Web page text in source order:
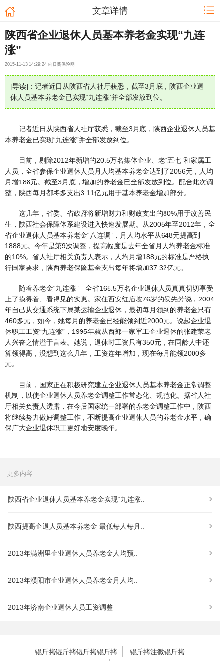
文章详情
陕西省企业退休人员基本养老金实现“九连
涨”
2015-11-13 14:29:24 向日葵保险网
[导读]：记者近日从陕西省人社厅获悉，截至3月底，陕西企业退
休人员基本养老金已实现“九连涨”并全部发放到位。
记者近日从陕西省人社厅获悉，截至3月底，陕西企业退休人员基
本养老金已实现“九连涨”并全部发放到位。
目前，剔除2012年新增的20.5万名集体企业、老“五七”和家属工
人员，全省参保企业退休人员月人均基本养老金达到了2056元，人均
月增188元。截至3月底，增加的养老金已全部发放到位。配合此次调
整，陕西每月都将多支出3.11亿元用于基本养老金增加部分。
这几年，省委、省政府将新增财力和财政支出的80%用于改善民
生，陕西社会保障体系建设进入快速发展期。从2005年至2012年，全
省企业退休人员基本养老金“八连调”，月人均水平从648元提高到
1888元。今年是第9次调整，提高幅度是去年全省月人均养老金标准
的10%。省人社厅相关负责人表示，人均月增188元的标准是严格执
行国家要求，陕西养老保险基金支出每年将增加37.32亿元。
随着养老金“九连涨”，全省165.5万名企业退休人员真真切切享受
上了摸得着、看得见的实惠。家住西安红庙坡76岁的侯先芳说，2004
年自己从交通系统下属某运输企业退休，最初每月领到的养老金只有
460多元，如今，她每月的养老金已经能领到近2000元。说起企业退
休职工工资“九连涨”，1995年就从西郊一家军工企业退休的张建荣老
人兴奋之情溢于言表。她说，退休时工资只有350元，在同龄人中还
算领得高，没想到这么几年，工资连年增加，现在每月能领2000多
元。
目前，国家正在积极研究建立企业退休人员基本养老金正常调整
机制，以使企业退休人员养老金调整工作常态化、规范化。据省人社
厅相关负责人透露，在今后国家统一部署的养老金调整工作中，陕西
将继续努力做好调整工作，不断提高企业退休人员的养老金水平，确
保广大企业退休职工更好地安度晚年。
更多内容
陕西省企业退休人员基本养老金实现“九连涨..
陕西提高企退人员基本养老金 最低每人每月..
2013年满洲里企业退休人员养老金人均预..
2013年濮阳市企业退休人员养老金月人均..
2013年济南企业退休人员工资调整
锟斤拷锟斤拷锟斤拷锟斤拷
锟斤拷注微锟斤拷